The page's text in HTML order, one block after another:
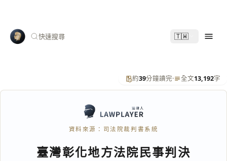
快速搜尋 🇹🇼
約39分鐘讀完· 全文13,192字
資料來源：司法院裁判書系統
臺灣彰化地方法院民事判決